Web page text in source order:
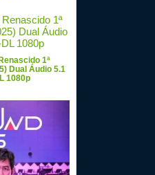
1ª
Dual Áudio 5.1
1080p